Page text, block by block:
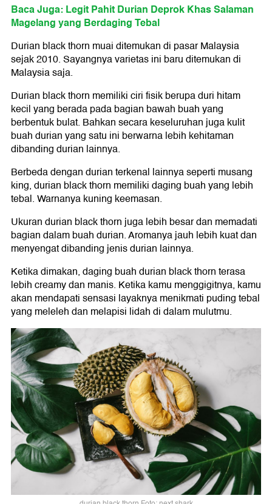
Baca Juga: Legit Pahit Durian Deprok Khas Salaman
Magelang yang Berdaging Tebal
Durian black thorn muai ditemukan di pasar Malaysia
sejak 2010. Sayangnya varietas ini baru ditemukan di
Malaysia saja.
Durian black thorn memiliki ciri fisik berupa duri hitam
kecil yang berada pada bagian bawah buah yang
berbentuk bulat. Bahkan secara keseluruhan juga kulit
buah durian yang satu ini berwarna lebih kehitaman
dibanding durian lainnya.
Berbeda dengan durian terkenal lainnya seperti musang
king, durian black thorn memiliki daging buah yang lebih
tebal. Warnanya kuning keemasan.
Ukuran durian black thorn juga lebih besar dan memadati
bagian dalam buah durian. Aromanya jauh lebih kuat dan
menyengat dibanding jenis durian lainnya.
Ketika dimakan, daging buah durian black thorn terasa
lebih creamy dan manis. Ketika kamu menggigitnya, kamu
akan mendapati sensasi layaknya menikmati puding tebal
yang meleleh dan melapisi lidah di dalam mulutmu.